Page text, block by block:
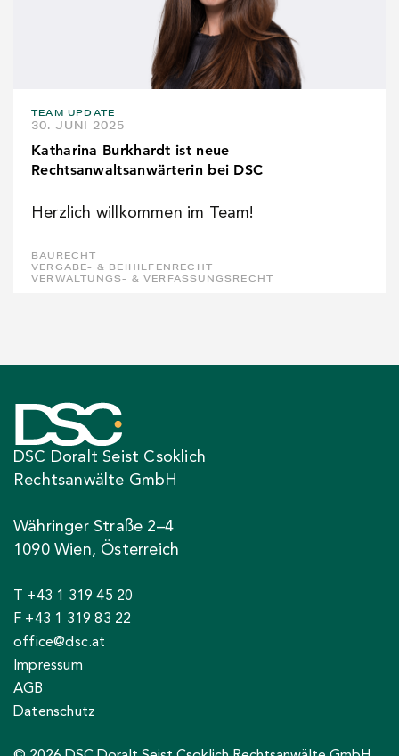
TEAM UPDATE
30. JUNI 2025
Katharina Burkhardt ist neue
Rechtsanwaltsanwärterin bei DSC
Herzlich willkommen im Team!
BAURECHT
VERGABE- & BEIHILFENRECHT
VERWALTUNGS- & VERFASSUNGSRECHT
DSC Doralt Seist Csoklich
Rechtsanwälte GmbH
Währinger Straße 2–4
1090 Wien, Österreich
T +43 1 319 45 20
F +43 1 319 83 22
office@dsc.at
Impressum
AGB
Datenschutz